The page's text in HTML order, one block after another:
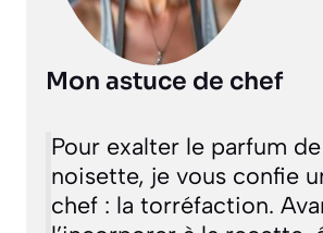
Mon astuce de chef
Pour exalter le parfum
noisette, je vous confie
chef : la torréfaction.